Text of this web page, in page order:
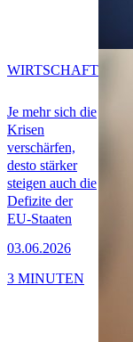
Je mehr sich die
Krisen
verschärfen,
desto stärker
steigen auch die
Defizite der
EU-Staaten
03.06.2026
WIRTSCHAFT
3 MINUTEN